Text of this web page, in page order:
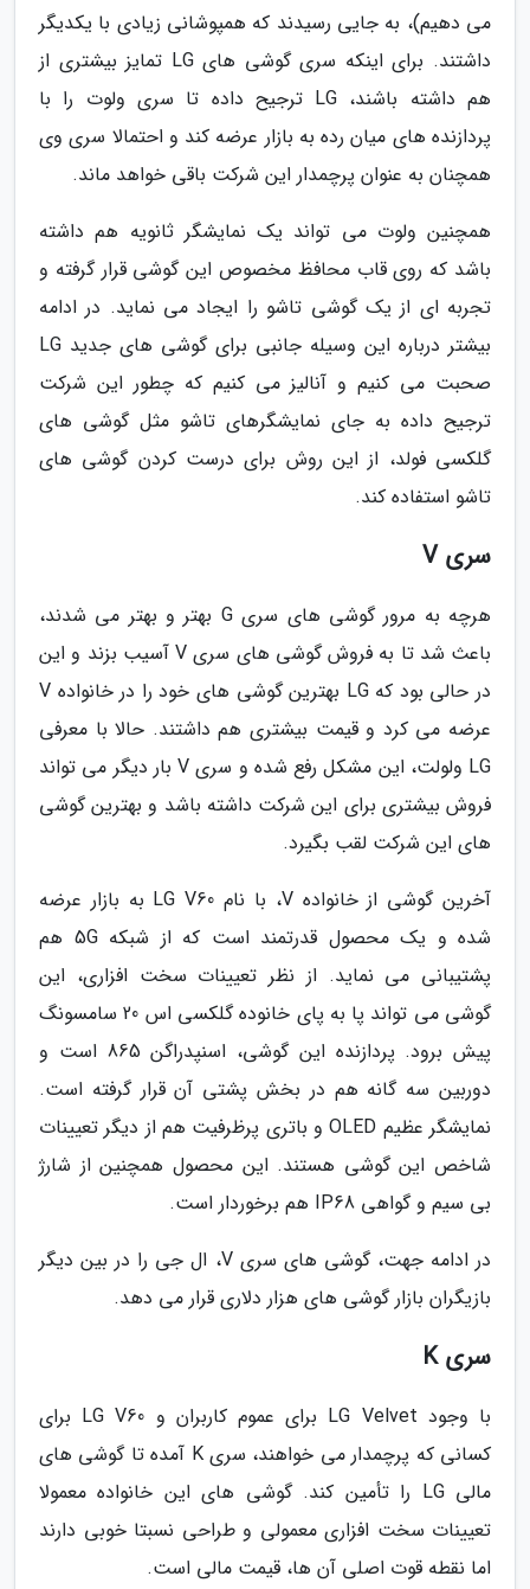
می دهیم)، به جایی رسیدند که همپوشانی زیادی با یکدیگر
داشتند. برای اینکه سری گوشی های LG تمایز بیشتری از
هم داشته باشند، LG ترجیح داده تا سری ولوت را با
پردازنده های میان رده به بازار عرضه کند و احتمالا سری وی
همچنان به عنوان پرچمدار این شرکت باقی خواهد ماند.
همچنین ولوت می تواند یک نمایشگر ثانویه هم داشته
باشد که روی قاب محافظ مخصوص این گوشی قرار گرفته و
تجربه ای از یک گوشی تاشو را ایجاد می نماید. در ادامه
بیشتر درباره این وسیله جانبی برای گوشی های جدید LG
صحبت می کنیم و آنالیز می کنیم که چطور این شرکت
ترجیح داده به جای نمایشگرهای تاشو مثل گوشی های
گلکسی فولد، از این روش برای درست کردن گوشی های
تاشو استفاده کند.
سری V
هرچه به مرور گوشی های سری G بهتر و بهتر می شدند،
باعث شد تا به فروش گوشی های سری V آسیب بزند و این
در حالی بود که LG بهترین گوشی های خود را در خانواده V
عرضه می کرد و قیمت بیشتری هم داشتند. حالا با معرفی
LG ولولت، این مشکل رفع شده و سری V بار دیگر می تواند
فروش بیشتری برای این شرکت داشته باشد و بهترین گوشی
های این شرکت لقب بگیرد.
آخرین گوشی از خانواده V، با نام LG V60 به بازار عرضه
شده و یک محصول قدرتمند است که از شبکه 5G هم
پشتیبانی می نماید. از نظر تعیینات سخت افزاری، این
گوشی می تواند پا به پای خانوده گلکسی اس 20 سامسونگ
پیش برود. پردازنده این گوشی، اسنپدراگن 865 است و
دوربین سه گانه هم در بخش پشتی آن قرار گرفته است.
نمایشگر عظیم OLED و باتری پرظرفیت هم از دیگر تعیینات
شاخص این گوشی هستند. این محصول همچنین از شارژ
بی سیم و گواهی IP68 هم برخوردار است.
در ادامه جهت، گوشی های سری V، ال جی را در بین دیگر
بازیگران بازار گوشی های هزار دلاری قرار می دهد.
سری K
با وجود LG Velvet برای عموم کاربران و LG V60 برای
کسانی که پرچمدار می خواهند، سری K آمده تا گوشی های
مالی LG را تأمین کند. گوشی های این خانواده معمولا
تعیینات سخت افزاری معمولی و طراحی نسبتا خوبی دارند
اما نقطه قوت اصلی آن ها، قیمت مالی است.